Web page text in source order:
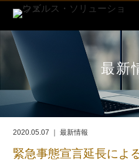
最新
2020.05.07 ｜ 最新情報
緊急事態宣言延長によ